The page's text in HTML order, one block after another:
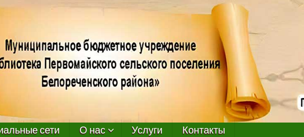
сети О нас Услуги Контакты